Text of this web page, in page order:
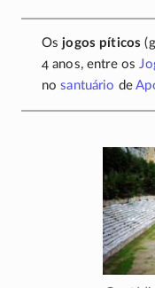
Osjogos píticos
4 anos, entre os
nosantuário de